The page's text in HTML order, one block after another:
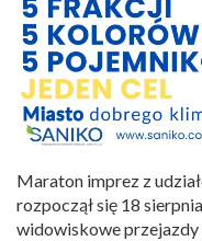
Maraton imprez z
rozpoczął się 18
widowiskowe